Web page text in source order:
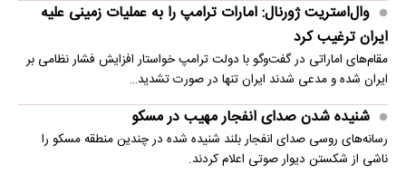
وال‌استریت ژورنال: امارات ترامپ را به عملیات زمینی علیه
ایران ترغیب کرد
مقام‌های اماراتی در گفت‌وگو با دولت ترامپ خواستار افزایش فشار نظامی بر
ایران شده و مدعی شدند ایران تنها در صورت تشدید…
شنیده شدن صدای انفجار مهیب در مسکو
رسانه‌های روسی صدای انفجار بلند شنیده شده در چندین منطقه مسکو را
ناشی از شکستن دیوار صوتی اعلام کردند.